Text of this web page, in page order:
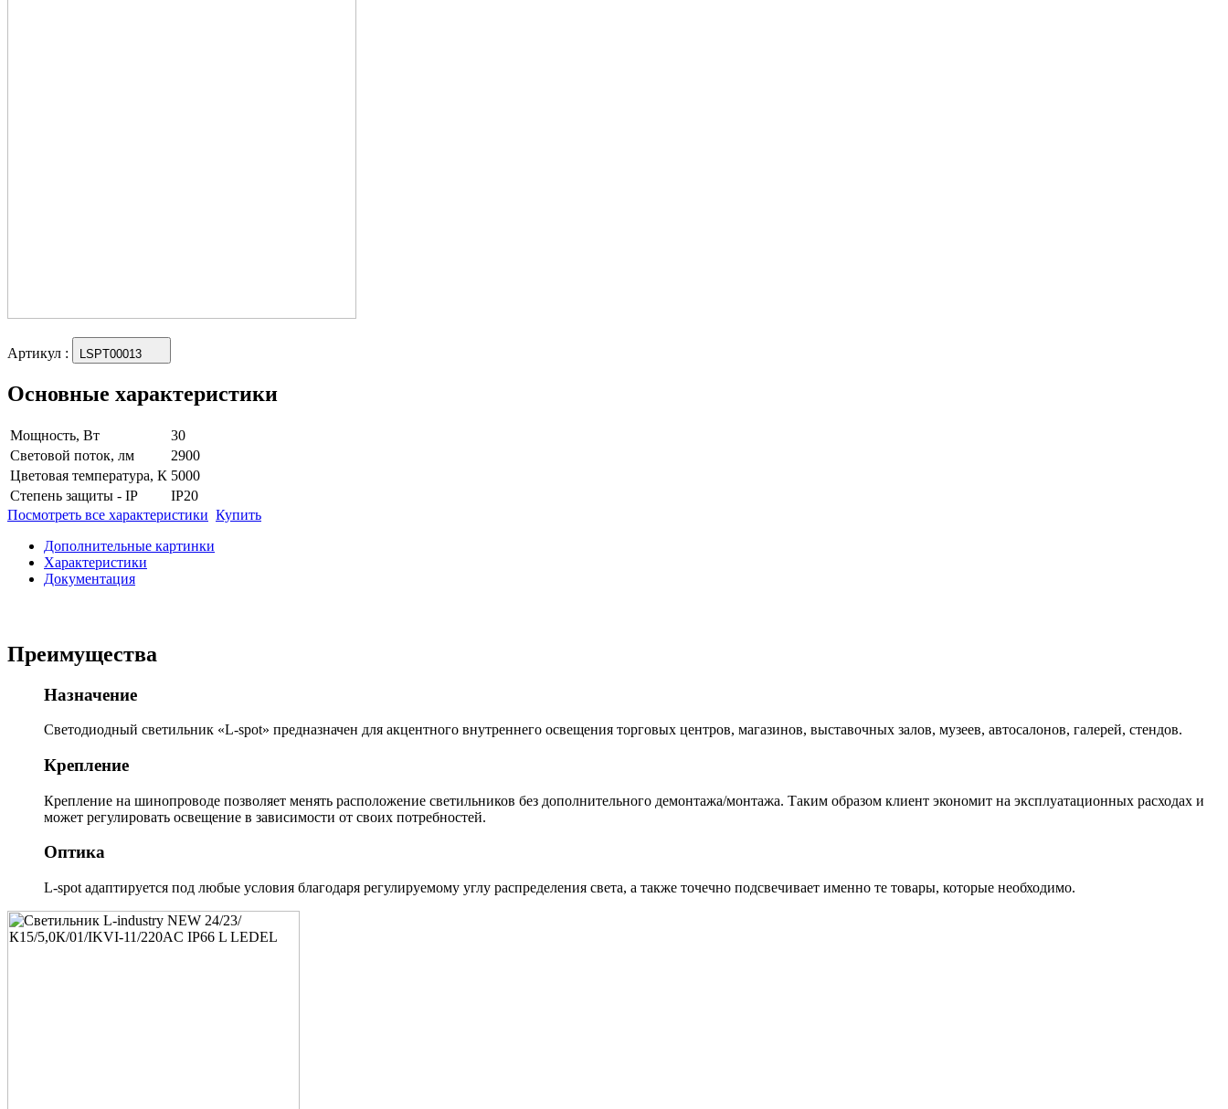
Артикул : LSPT00013
Основные характеристики
Мощность, Вт
30
Световой поток, лм
2900
Цветовая температура, К 5000
Степень защиты - IP
IP20
Посмотреть все характеристики Купить
Дополнительные картинки
Характеристики
Документация
Преимущества
Назначение
Светодиодный светильник «L-spot» предназначен для акцентного внутреннего освещения торговых центров, магазинов, выставочных залов, музеев, автосалонов, галерей, стендов.
Крепление
Крепление на шинопроводе позволяет менять расположение светильников без дополнительного демонтажа/монтажа. Таким образом клиент экономит на эксплуатационных расходах и
может регулировать освещение в зависимости от своих потребностей.
Оптика
L-spot адаптируется под любые условия благодаря регулируемому углу распределения света, а также точечно подсвечивает именно те товары, которые необходимо.